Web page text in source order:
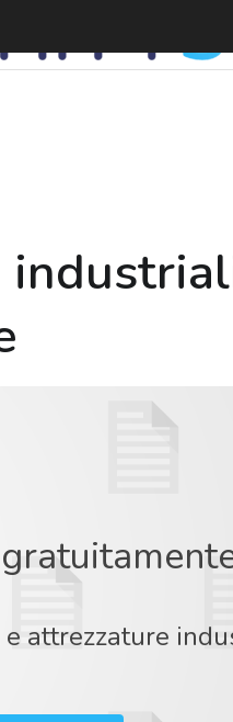
e attrezzature